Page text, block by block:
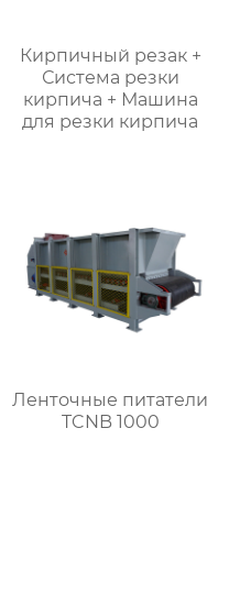
Кирпичный резак +
Система резки
кирпича + Машина
для резки кирпича
Ленточные питатели
TCNB 1000